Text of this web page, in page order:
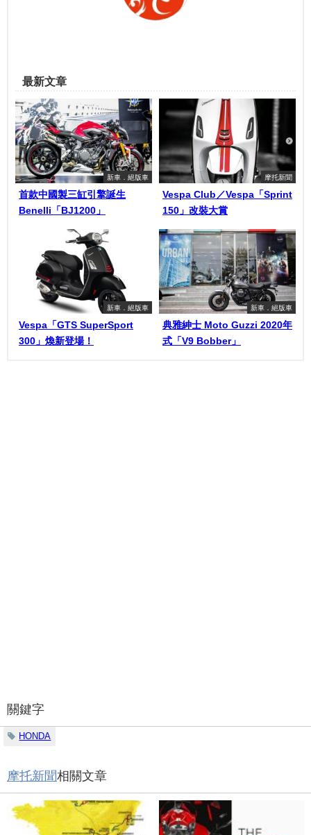
最新文章
新車．絕版車
首款中國製三缸引擎誕生
Benelli「BJ1200」
摩托新聞
Vespa Club／Vespa「Sprint
150」改裝大賞
新車．絕版車
Vespa「GTS SuperSport
300」煥新登場！
新車．絕版車
典雅紳士 Moto Guzzi 2020年
式「V9 Bobber」
關鍵字
HONDA
摩托新聞相關文章